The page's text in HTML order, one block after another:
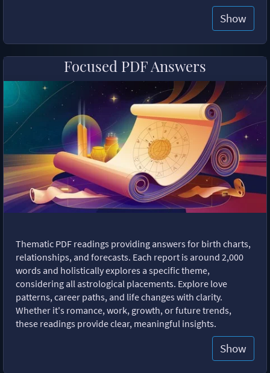
Show
Focused PDF Answers
Thematic PDF readings providing answers for birth charts,
relationships, and forecasts. Each report is around 2,000
words and holistically explores a specific theme,
considering all astrological placements. Explore love
patterns, career paths, and life changes with clarity.
Whether it's romance, work, growth, or future trends,
these readings provide clear, meaningful insights.
Show